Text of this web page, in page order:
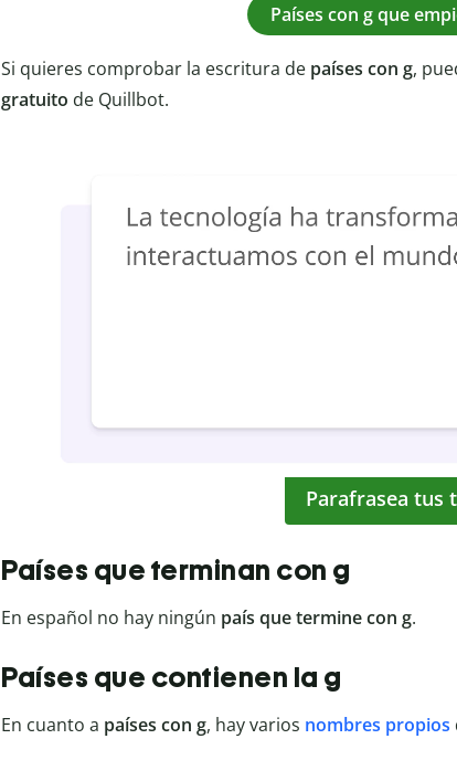
Países con g que
Si quieres comprobar la escritura de países con g,
gratuito de Quillbot.
Parafrasea tus
Países que terminan con g
En español no hay ningún país que termine con g.
Países que contienen la g
En cuanto a países con g, hay varios nombres propios